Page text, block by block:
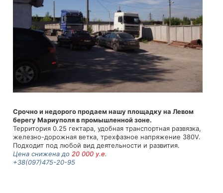
Срочно и недорого продаем нашу площадку на Левом
берегу Мариуполя в промышленной зоне.
Территория 0.25 гектара, удобная транспортная развязка,
железно-дорожная ветка, трехфазное напряжение 380V.
Подходит под любой вид деятельности и развития.
Цена снижена до 20 000 у.е.
+38(097)475-20-95